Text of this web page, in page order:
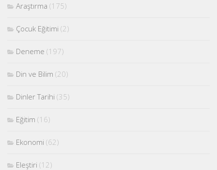
Araştırma (175)
Çocuk Eğitimi (2)
Deneme (197)
Din ve Bilim (20)
Dinler Tarihi (35)
Eğitim (16)
Ekonomi (62)
Eleştiri (12)